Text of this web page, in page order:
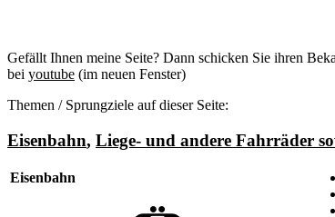
Gefällt Ihnen meine Seite? Dann schicken Sie ihren
bei youtube (im neuen Fenster)
Themen / Sprungziele auf dieser Seite:
Eisenbahn, Liege- und andere Fahrräder
Eisenbahn